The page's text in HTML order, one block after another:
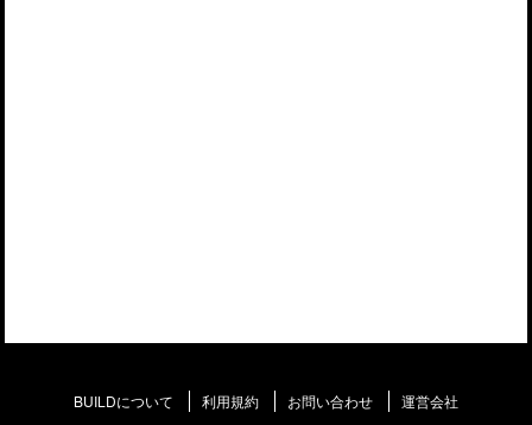
BUILDについて 利用規約 お問い合わせ 運営会社